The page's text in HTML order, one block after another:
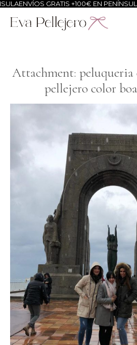
ENVÍOS GRATIS +100€ EN PENÍNSULA
Attachment: peluqueria
pellejero color